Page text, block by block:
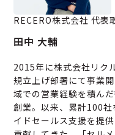
RECERO株式会社 代表
田中 大輔
2015年に株式会社リク
規立上げ部署にて事業
域での営業経験を積ん
創業。以来、累計100
イドセールス支援を提